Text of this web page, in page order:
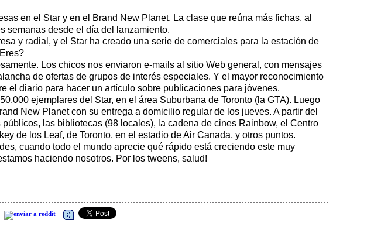
en el Star y en el Brand New Planet. La clase que reúna más fichas, al
semanas desde el día del lanzamiento.
y radial, y el Star ha creado una serie de comerciales para la estación de
Los chicos nos enviaron e-mails al sitio Web general, con mensajes
de ofertas de grupos de interés especiales. Y el mayor reconocimiento
el diario para hacer un artículo sobre publicaciones para jóvenes.
ejemplares del Star, en el área Suburbana de Toronto (la GTA). Luego
New Planet con su entrega a domicilio regular de los jueves. A partir del
las bibliotecas (98 locales), la cadena de cines Rainbow, el Centro
de los Leaf, de Toronto, en el estadio de Air Canada, y otros puntos.
cuando todo el mundo aprecie qué rápido está creciendo este muy
haciendo nosotros. Por los tweens, salud!